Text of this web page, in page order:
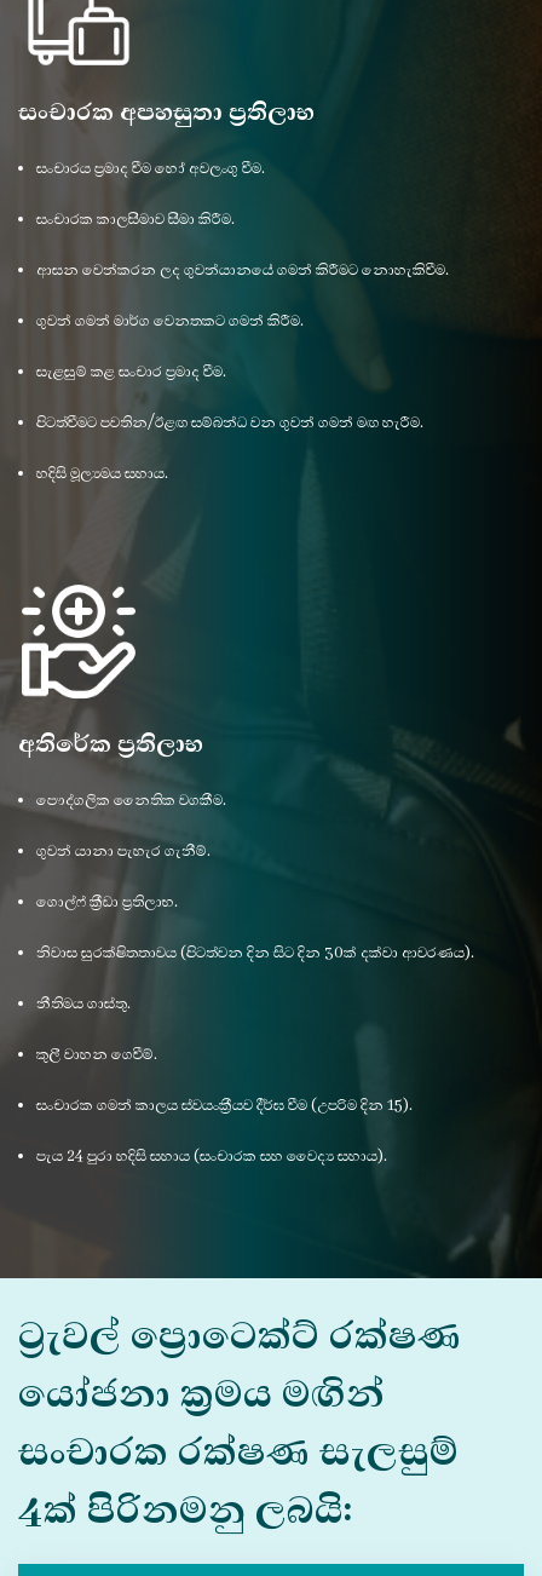
සංචාරක අපහසුතා ප්‍රතිලාභ
සංචාරය ප්‍රමාද වීම හෝ අවලංගු වීම.
සංචාරක කාලසීමාව සීමා කිරීම.
ආසන වෙන්කරන ලද ගුවන්යානයේ ගමන් කිරීමට නොහැකිවීම.
ගුවන් ගමන් මාර්ග වෙනතකට ගමන් කිරීම.
සැළසුම් කළ සංචාර ප්‍රමාද වීම.
පිටත්වීමට පවතින/ඊළඟ සම්බන්ධ වන ගුවන් ගමන් මඟ හැරීම.
හදිසි මූල්‍යමය සහාය.
අතිරේක ප්‍රතිලාභ
පෞද්ගලික නෛතික වගකීම.
ගුවන්‍ යානා පැහැර ගැනීම්.
ගොල්ෆ් ක්‍රීඩා ප්‍රතිලාභ.
නිවාස සුරක්ෂිතතාවය (පිටත්වන දින සිට දින 30ක් දක්වා ආවරණය).
නීතිමය ගාස්තු.
කුලී වාහන ගෙවීම්.
සංචාරක ගමන් කාලය ස්වයංක්‍රීයව දීර්ඝ වීම (උපරිම දින 15).
පැය 24 පුරා හදිසි සහාය (සංචාරක සහ වෛද්‍ය සහාය).
ට්‍රැවල් ප්‍රොටෙක්ට් රක්ෂණ
යෝජනා ක්‍රමය මඟින්
සංචාරක රක්ෂණ සැලසුම්
4ක් පිරිනමනු ලබයි: